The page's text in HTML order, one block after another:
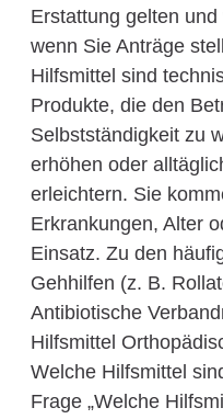
Erstattung gelten
wenn Sie Anträge
Hilfsmittel sind
Produkte, die den
Selbstständigkeit zu
erhöhen oder
erleichtern. Sie
Erkrankungen, Alter
Einsatz. Zu den
Gehhilfen (z. B.
Antibiotische
Hilfsmittel
Welche Hilfsmittel
Frage „Welche